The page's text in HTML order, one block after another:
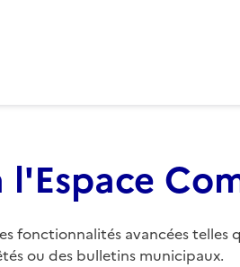
fonctionnalités avancées
ou des bulletins municipaux.